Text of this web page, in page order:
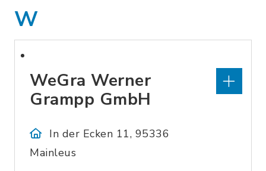
W
WeGra Werner
Grampp GmbH
In der Ecken 11, 95336
Mainleus